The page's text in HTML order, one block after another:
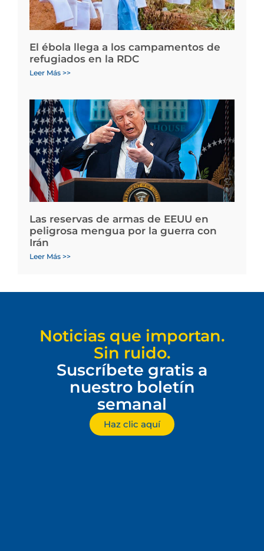
El ébola llega a los campamentos de
refugiados en la RDC
Leer Más >>
Las reservas de armas de EEUU en
peligrosa mengua por la guerra con
Irán
Leer Más >>
Noticias que importan.
Sin ruido.
Suscríbete gratis a
nuestro boletín
semanal
Haz clic aquí